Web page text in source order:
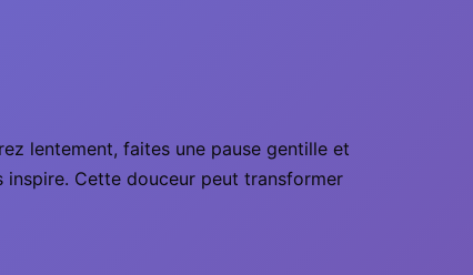
lentement, faites une pause gentille et
inspire. Cette douceur peut transformer